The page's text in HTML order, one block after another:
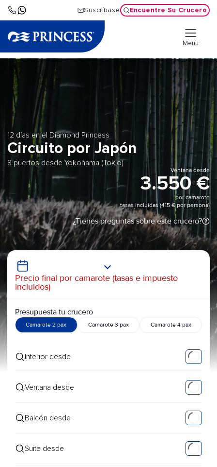
Suscríbase Encuentre Su Crucero
Menu
12 días en el Diamond Princess
Circuito por Japón
8 puertos desde Yokohama (Tokio)
Ventana desde
3.550 €
por camarote
tasas incluidas (415 € por persona)
¿Tienes preguntas sobre este crucero?
Precio final por camarote (tasas e impuesto
incluidos)
Presupuesta tu crucero
Camarote 2 pax Camarote 3 pax Camarote 4 pax
Interior desde
Ventana desde
Balcón desde
Suite desde